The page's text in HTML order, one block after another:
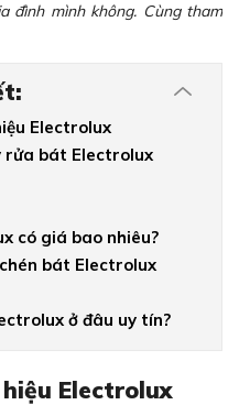
đình mình không. Cùng tham
Electrolux
rửa bát Electrolux
có giá bao nhiêu?
bát Electrolux
ở đâu uy tín?
Electrolux